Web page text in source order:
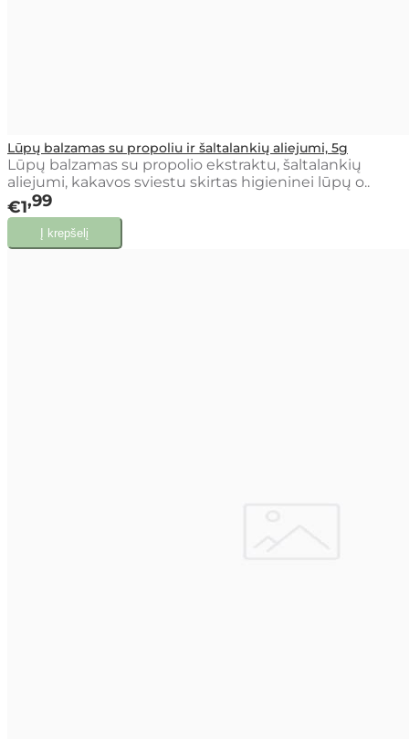
Lūpų balzamas su propoliu ir šaltalankių aliejumi, 5g
Lūpų balzamas su propolio ekstraktu, šaltalankių
aliejumi, kakavos sviestu skirtas higieninei lūpų o..
€1 99